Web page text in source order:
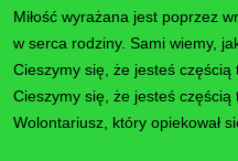
Miłość wyrażana jest poprzez
w serca rodziny. Sami wiemy,
Cieszymy się, że jesteś
Cieszymy się, że jesteś
Wolontariusz, który opiekował